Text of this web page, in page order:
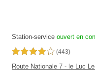
Station-service ouvert en
4,0 étoiles sur 5 (443)
Route Nationale 7 - le Luc